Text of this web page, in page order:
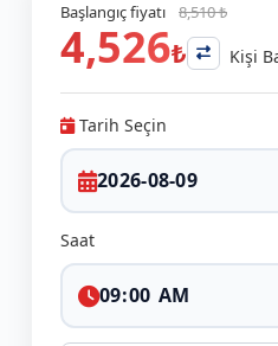
Başlangıç fiyatı 8,510 ₺
4,526₺ Kişi
Tarih Seçin
Saat